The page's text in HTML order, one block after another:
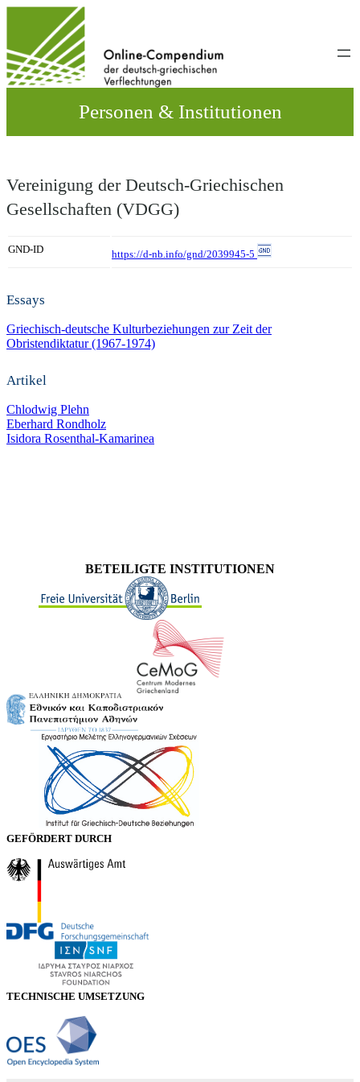
wechseln
Personen & Institutionen
Vereinigung der Deutsch-Griechischen
Gesellschaften (VDGG)
GND-ID https://d-nb.info/gnd/2039945-5
Essays
Griechisch-deutsche Kulturbeziehungen zur Zeit der
Obristendiktatur (1967-1974)
Artikel
Chlodwig Plehn
Eberhard Rondholz
Isidora Rosenthal-Kamarinea
BETEILIGTE INSTITUTIONEN
GEFÖRDERT DURCH
TECHNISCHE UMSETZUNG